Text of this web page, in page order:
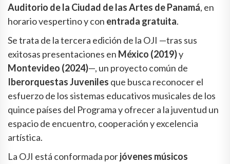
Auditorio de la Ciudad de las Artes de Panamá, en
horario vespertino y con entrada gratuita.
Se trata de la tercera edición de la OJI —tras sus
exitosas presentaciones en México (2019)y
Montevideo (2024)—, un proyecto común de
Iberorquestas Juveniles que busca reconocer el
esfuerzo de los sistemas educativos musicales de los
quince países del Programa y ofrecer a la juventud un
espacio de encuentro, cooperación y excelencia
artística.
La OJI está conformada porjóvenes músicos